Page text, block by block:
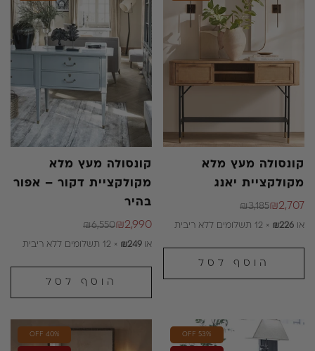
קונסולה מעץ מלא
מקולקציית יאנג
מחיר
מבצע
₪2,707
מחיר
רגיל
₪3,185
או ₪226 × 12 תשלומים ללא ריבית
הוסף לסל
קונסולה מעץ מלא
מקולקציית דקור – אפור
בהיר
מחיר
מבצע
₪2,990
מחיר
רגיל
₪6,550
או₪249 × 12 תשלומים ללא ריבית
הוסף לסל
53% OFF
40% OFF